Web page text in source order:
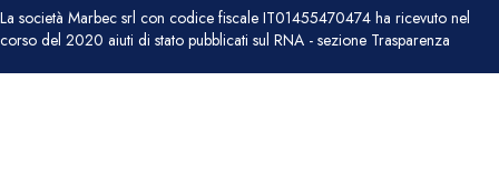
La società Marbec srl con codice fiscale IT01455470474 ha ricevuto nel
corso del 2020 aiuti di stato pubblicati sul RNA - sezione Trasparenza